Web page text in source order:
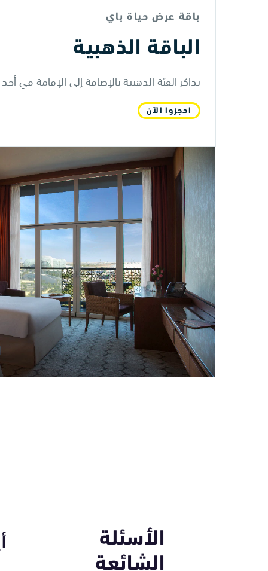
باقة عرض حياة باي
الباقة الذهبية
تذاكر الفئة الذهبية بالإضافة إلى الإقامة في
احجزوا الآن
الأسئلة
الشائعة